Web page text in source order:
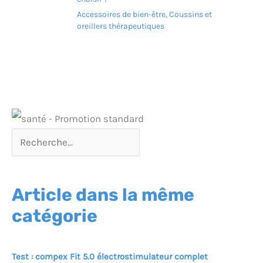
approprié pendant que
vous travaillez. Il soulage
l'enflure des pieds, des
Accessoires de bien-être,Coussins et
oreillers thérapeutiques
Article dans la même
catégorie
Test : compex Fit 5.0 électrostimulateur complet